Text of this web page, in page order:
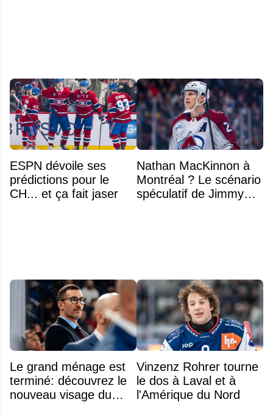
ESPN dévoile ses
prédictions pour le
CH... et ça fait jaser
Nathan MacKinnon à
Montréal ? Le scénario
spéculatif de Jimmy
Le grand ménage est
terminé: découvrez le
nouveau visage du
Vinzenz Rohrer tourne
le dos à Laval et à
l'Amérique du Nord